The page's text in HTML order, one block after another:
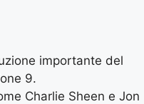
importante del
9.
Charlie Sheen e Jon